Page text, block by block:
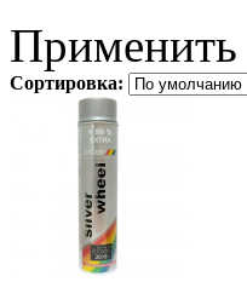
Применить
Сортировка: